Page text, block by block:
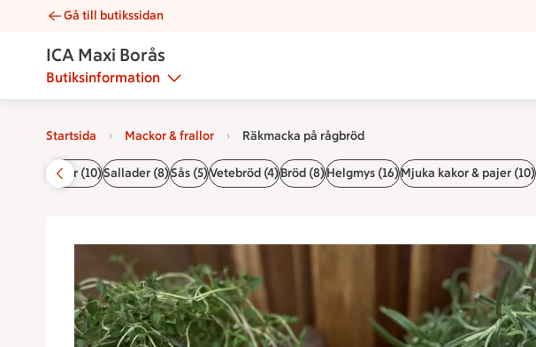
Räkmacka på rågbröd | Catering ICA Maxi Borås
Gå till butikssidan
ICA Maxi Borås
Butiksinformation
Startsida Mackor & frallor Räkmacka på rågbröd
Tillbehör (10)Sallader (8)Sås (5)Vetebröd (4)Bröd (8)Helgmys (16)Mjuka kakor & pajer (10)